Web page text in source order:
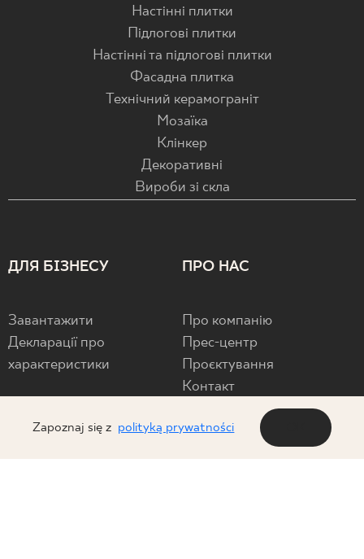
Настінні плитки
Підлогові плитки
Настінні та підлогові плитки
Фасадна плитка
Технічний керамограніт
Мозаїка
Клінкер
Декоративні
Вироби зі скла
ДЛЯ БІЗНЕСУ
Завантажити
Декларації про
характеристики
ПРО НАС
Про компанію
Прес-центр
Проєктування
Контакт
Privacy policy
Zapoznaj się z polityką prywatności